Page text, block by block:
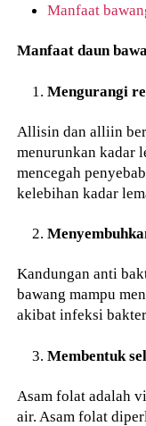
Manfaat
Manfaat daun
Mengurangi
Allisin dan alliin
menurunkan kadar
mencegah
kelebihan kadar
Kandungan anti
bawang mampu
akibat infeksi
Membentuk
Asam folat adalah
air. Asam folat